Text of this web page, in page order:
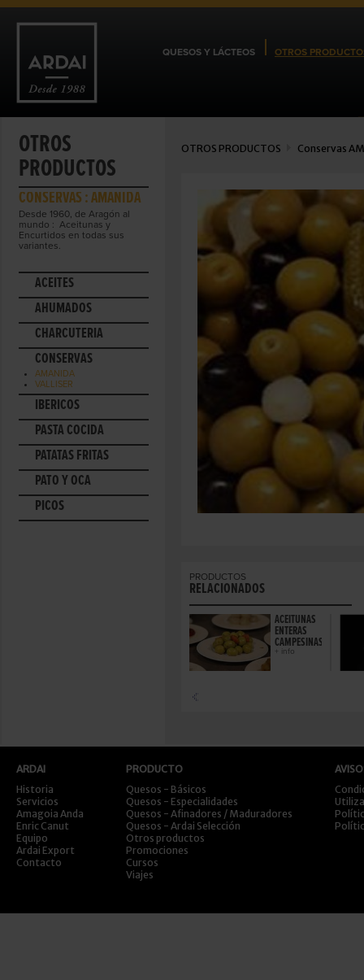
QUESOS Y LÁCTEOS OTROS
OTROS
PRODUCTOS
CONSERVAS : AMANIDA
Desde 1960, de Aragón al
mundo : Aceitunas y
Encurtidos en todas sus
variantes.
ACEITES
AHUMADOS
CHARCUTERÍA
CONSERVAS
AMANIDA
VALLISER
IBÉRICOS
PASTA COCIDA
PATATAS FRITAS
PATO Y OCA
PICOS
OTROS PRODUCTOS Conservas
PRODUCTOS
RELACIONADOS
ACEITUNAS
ENTERAS
CAMPESINAS
+ info
ARDAI
Historia
Servicios
Amagoia Anda
Enric Canut
Equipo
Ardai Export
Contacto
PRODUCTO
Quesos - Básicos
Quesos - Especialidades
Quesos - Afinadores / Maduradores
Quesos - Ardai Selección
Otros productos
Promociones
Cursos
Viajes